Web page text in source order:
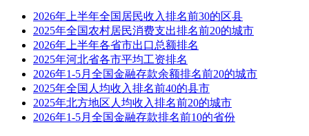
2026年上半年全国居民收入排名前30的区县
2025年全国农村居民消费支出排名前20的城市
2026年上半年各省市出口总额排名
2025年河北省各市平均工资排名
2026年1-5月全国金融存款余额排名前20的城市
2025年全国人均收入排名前40的县市
2025年北方地区人均收入排名前20的城市
2026年1-5月全国金融存款排名前10的省份